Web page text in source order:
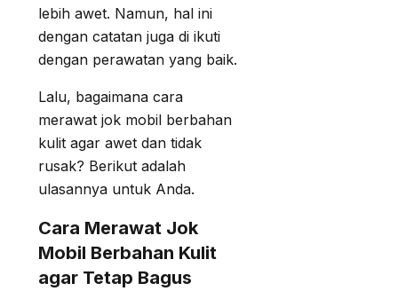
lebih awet. Namun, hal ini
dengan catatan juga di ikuti
dengan perawatan yang baik.
Lalu, bagaimana cara
merawat jok mobil berbahan
kulit agar awet dan tidak
rusak? Berikut adalah
ulasannya untuk Anda.
Cara Merawat Jok
Mobil Berbahan Kulit
agar Tetap Bagus